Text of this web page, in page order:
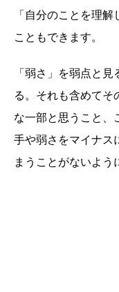
「自分のことを理
こともできます。
「弱さ」を弱点と
る。それも含めてそ
な一部と思うこと、
手や弱さをマイナス
まうことがないよう